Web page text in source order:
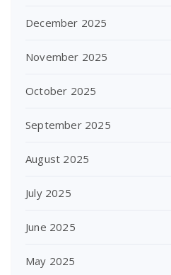
December 2025
November 2025
October 2025
September 2025
August 2025
July 2025
June 2025
May 2025